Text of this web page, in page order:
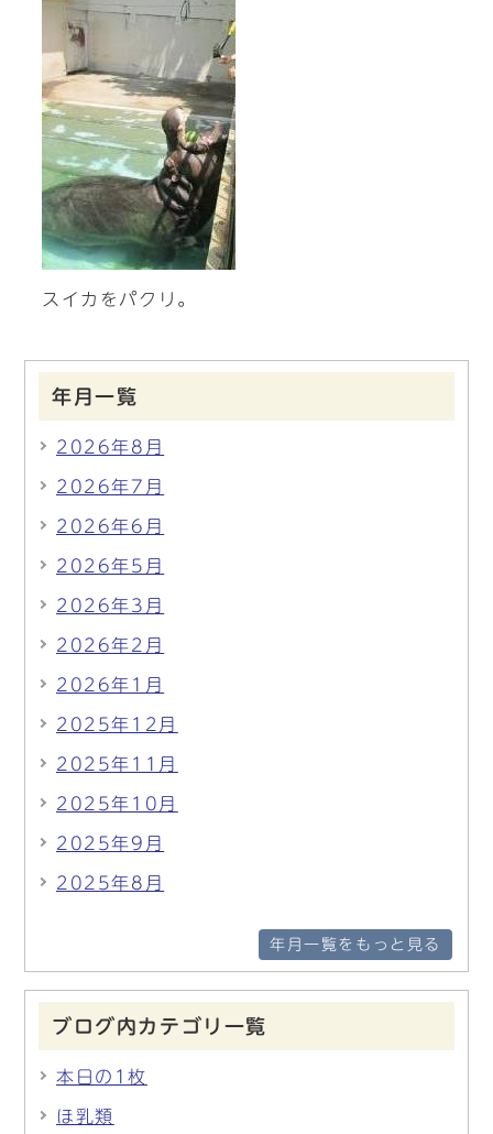
スイカをパクリ。
年月一覧
2026年8月
2026年7月
2026年6月
2026年5月
2026年3月
2026年2月
2026年1月
2025年12月
2025年11月
2025年10月
2025年9月
2025年8月
年月一覧をもっと見る
ブログ内カテゴリ一覧
本日の1枚
ほ乳類